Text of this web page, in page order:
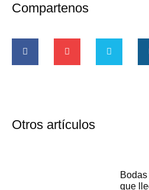
Compartenos
Otros artículos
que